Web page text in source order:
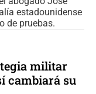
estadounidense
de pruebas.
militar
cambiará su